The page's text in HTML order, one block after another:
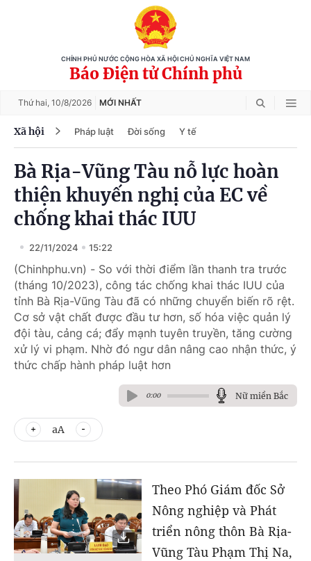
CHÍNH PHỦ NƯỚC CỘNG HÒA XÃ HỘI CHỦ NGHĨA VIỆT NAM
Báo Điện tử Chính phủ
Thứ hai, 10/8/2026 MỚI NHẤT
Xã hội Pháp luật Đời sống Y tế
Bà Rịa-Vũng Tàu nỗ lực hoàn
thiện khuyến nghị của EC về
chống khai thác IUU
22/11/2024 15:22
(Chinhphu.vn) - So với thời điểm lần thanh tra trước
(tháng 10/2023), công tác chống khai thác IUU của
tỉnh Bà Rịa-Vũng Tàu đã có những chuyển biến rõ rệt.
Cơ sở vật chất được đầu tư hơn, số hóa việc quản lý
đội tàu, cảng cá; đẩy mạnh tuyên truyền, tăng cường
xử lý vi phạm. Nhờ đó ngư dân nâng cao nhận thức, ý
thức chấp hành pháp luật hơn
0:00 Nữ miền Bắc
aA
Theo Phó Giám đốc Sở
Nông nghiệp và Phát
triển nông thôn Bà Rịa-
Vũng Tàu Phạm Thị Na,